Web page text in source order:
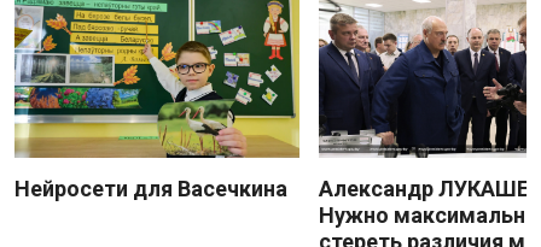
Нейросети для Васечкина
Александр
Нужно максимально
стереть различия